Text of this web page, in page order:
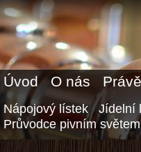
Úvod O nás
Nápojový lístek
Jídelní
Průvodce pivním světem